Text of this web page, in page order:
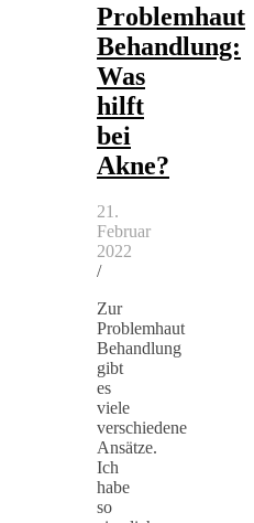
Problemhaut
Behandlung:
Was
hilft
bei
Akne?
21.
Februar
2022
/
Zur
Problemhaut
Behandlung
gibt
es
viele
verschiedene
Ansätze.
Ich
habe
so